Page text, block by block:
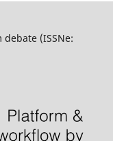
debate (ISSNe: